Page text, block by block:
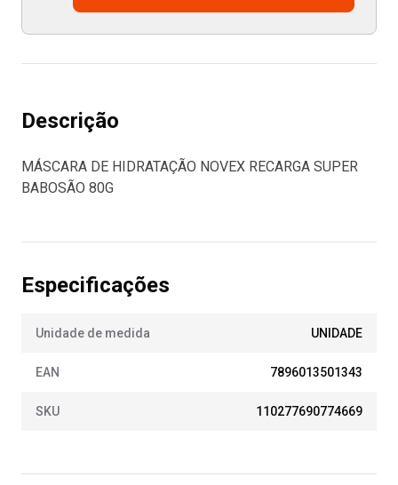
Descrição
MÁSCARA DE HIDRATAÇÃO NOVEX RECARGA SUPER
BABOSÃO 80G
Especificações
Unidade de medida UNIDADE
EAN 7896013501343
SKU 110277690774669